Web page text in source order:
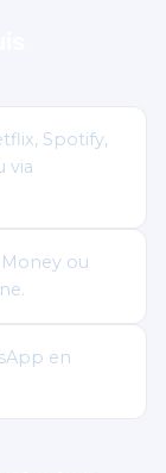
Spotify,
via
Money ou
en